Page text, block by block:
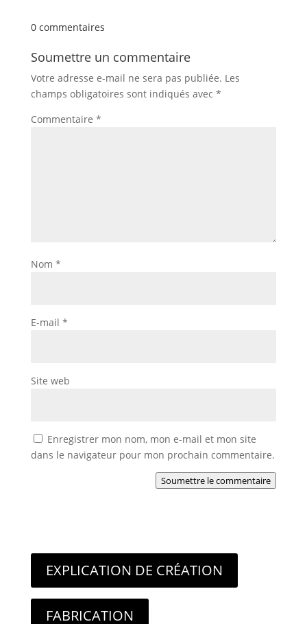
0 commentaires
Soumettre un commentaire
Votre adresse e-mail ne sera pas publiée. Les
champs obligatoires sont indiqués avec *
Commentaire *
Nom *
E-mail *
Site web
Enregistrer mon nom, mon e-mail et mon site
dans le navigateur pour mon prochain commentaire.
Soumettre le commentaire
EXPLICATION DE CRÉATION
FABRICATION